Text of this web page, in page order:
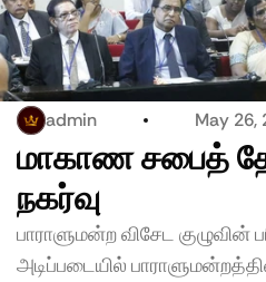
admin May 26,
மாகாண சபைத்
நகர்வு
பாராளுமன்ற விசேட குழுவின்
அடிப்படையில்